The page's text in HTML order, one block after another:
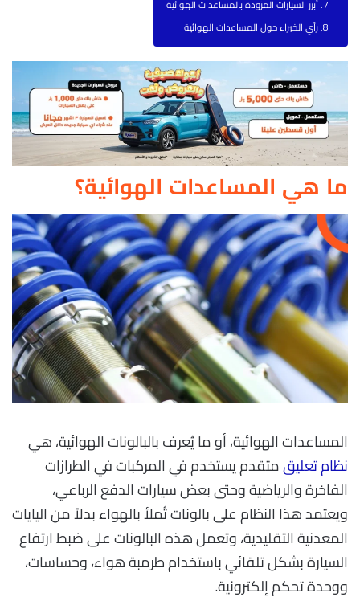
أبرز السيارات المزودة بالمساعدات الهوائية
رأي الخبراء حول المساعدات الهوائية
ما هي المساعدات الهوائية؟
المساعدات الهوائية، أو ما يُعرف بالبالونات الهوائية، هي
نظام تعليقمتقدم يستخدم في المركبات في الطرازات
الفاخرة والرياضية وحتى بعض سيارات الدفع الرباعي،
ويعتمد هذا النظام على بالونات تُملأ بالهواء بدلاً من اليايات
المعدنية التقليدية، وتعمل هذه البالونات على ضبط ارتفاع
السيارة بشكل تلقائي باستخدام طرمبة هواء، وحساسات،
ووحدة تحكم إلكترونية.